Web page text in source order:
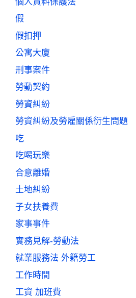
假
假扣押
公寓大廈
刑事案件
勞動契約
勞資糾紛
勞資糾紛及勞雇關係衍生問題
吃
吃喝玩樂
合意離婚
土地糾紛
子女扶養費
家事事件
實務見解-勞動法
就業服務法 外籍勞工
工作時間
工資 加班費